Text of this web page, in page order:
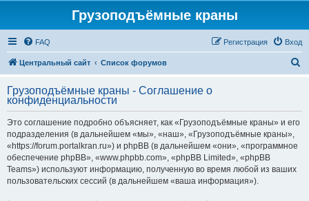
Грузоподъёмные краны
FAQ Вход
Регистрация
Центральный сайт Список форумов
с
Грузоподъёмные краны - Соглашение о
конфиденциальности
Это соглашение подробно объясняет, как «Грузоподъёмные краны» и его
подразделения (в дальнейшем «мы», «наш», «Грузоподъёмные краны»,
«https://forum.portalkran.ru») и phpBB (в дальнейшем «они», «программное
обеспечение phpBB», «www.phpbb.com», «phpBB Limited», «phpBB
Teams») используют информацию, полученную во время любой из ваших
пользовательских сессий (в дальнейшем «ваша информация»).